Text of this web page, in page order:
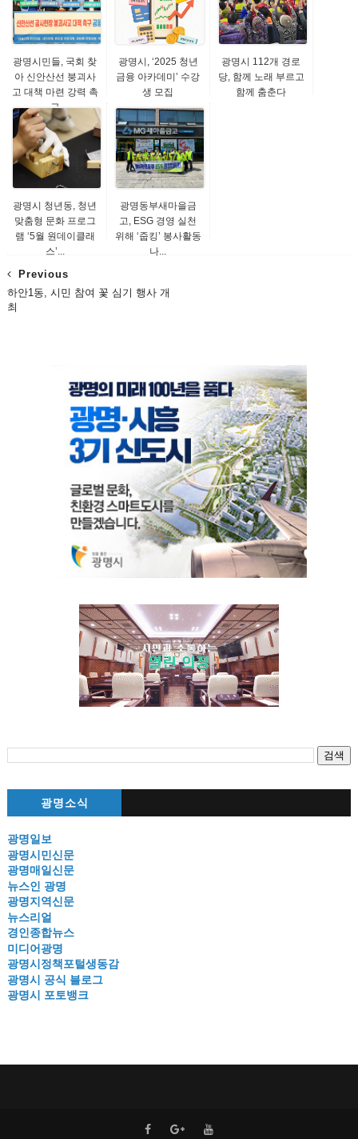
광명시민들, 국회 찾
아 신안산선 붕괴사
고 대책 마련 강력 촉
구
광명시, ‘2025 청년
금융 아카데미’ 수강
생 모집
광명시 112개 경로
당, 함께 노래 부르고
함께 춤춘다
광명시 청년동, 청년
맞춤형 문화 프로그
램 ‘5월 원데이클래
스’...
광명동부새마을금
고, ESG 경영 실천
위해 ‘줍킹’ 봉사활동
나...
Previous
하안1동, 시민 참여 꽃 심기 행사 개
최
광명소식
광명일보
광명시민신문
광명매일신문
뉴스인 광명
광명지역신문
뉴스리얼
경인종합뉴스
미디어광명
광명시정책포털생동감
광명시 공식 블로그
광명시 포토뱅크